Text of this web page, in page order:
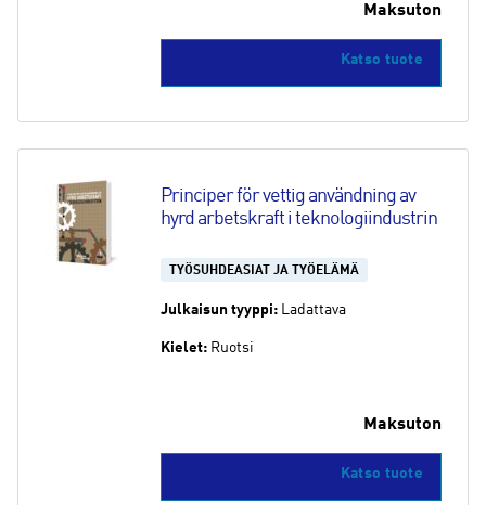
Maksuton
Katso tuote
Principer för vettig användning av
hyrd arbetskraft i teknologiindustrin
TYÖSUHDEASIAT JA TYÖELÄMÄ
Julkaisun tyyppi: Ladattava
Kielet: Ruotsi
Maksuton
Katso tuote